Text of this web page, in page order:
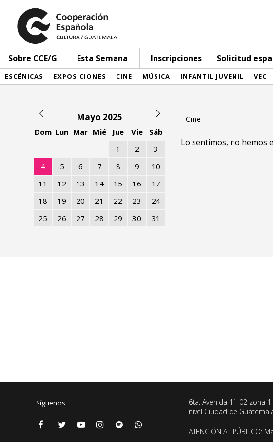
Sobre CCE/G Esta Semana Inscripciones Solicitud
ESCÉNICAS EXPOSICIONES CINE MÚSICA INFANTIL JUVENIL VEC
Mayo 2025
Dom Lun Mar Mié Jue Vie
Sáb
1
2
3
4
5 6 7 8 9
10
11
12 13 14 15 16
17
18
19 20 21 22 23
24
25
26 27 28 29 30 31
Lo sentimos, no hemos
Síguenos
6ta. Avenida 11-02 zona
nivel Ciudad de
ATENCIÓN AL PÚBLICO: